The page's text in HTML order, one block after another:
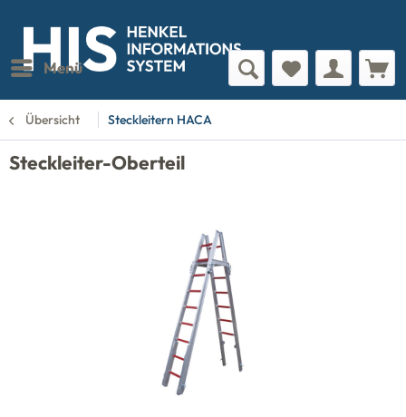
Menü
Übersicht Steckleitern HACA
Steckleiter-Oberteil